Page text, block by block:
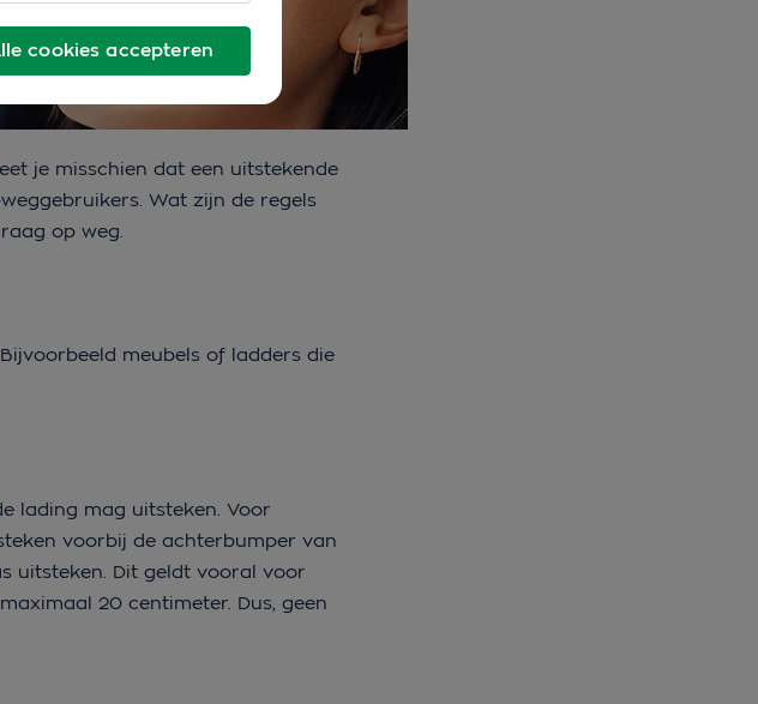
je misschien dat een uitstekende
Wat zijn de regels
op weg.
meubels of ladders die
lading mag uitsteken. Voor
voorbij de achterbumper van
uitsteken. Dit geldt vooral voor
20 centimeter. Dus, geen
cookies accepteren